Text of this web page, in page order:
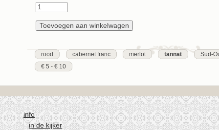
rood cabernet franc merlot tannat
Sud-
€ 5 - € 10
info
in de kijker